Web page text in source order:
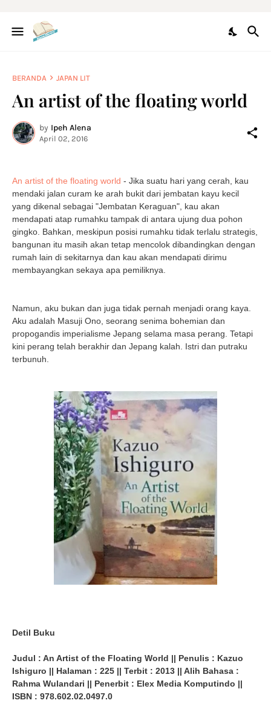
BERANDA JAPAN LIT
An artist of the floating world
by Ipeh Alena
April 02, 2016
An artist of the floating world - Jika suatu hari yang cerah, kau
mendaki jalan curam ke arah bukit dari jembatan kayu kecil
yang dikenal sebagai "Jembatan Keraguan", kau akan
mendapati atap rumahku tampak di antara ujung dua pohon
gingko. Bahkan, meskipun posisi rumahku tidak terlalu strategis,
bangunan itu masih akan tetap mencolok dibandingkan dengan
rumah lain di sekitarnya dan kau akan mendapati dirimu
membayangkan sekaya apa pemiliknya.
Namun, aku bukan dan juga tidak pernah menjadi orang kaya.
Aku adalah Masuji Ono, seorang senima bohemian dan
propogandis imperialisme Jepang selama masa perang. Tetapi
kini perang telah berakhir dan Jepang kalah. Istri dan putraku
terbunuh.
Detil Buku
Judul : An Artist of the Floating World || Penulis : Kazuo
Ishiguro || Halaman : 225 || Terbit : 2013 || Alih Bahasa :
Rahma Wulandari || Penerbit : Elex Media Komputindo ||
ISBN : 978.602.02.0497.0